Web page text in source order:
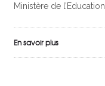
Ministère de l’Education
En savoir plus